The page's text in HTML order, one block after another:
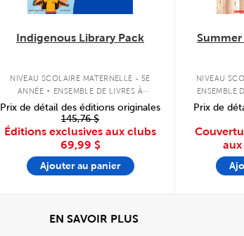
Indigenous Library Pack
NIVEAU SCOLAIRE MATERNELLE - 5E
ANNÉE . ENSEMBLE DE LIVRES À
COUVERTURE SOUPLE
Prix de détail des éditions originales
145,76 $
Éditions exclusives aux clubs
69,99 $
Ajouter au panier
NIVEAU
ENSEMBLE
Prix de
EN SAVOIR PLUSView